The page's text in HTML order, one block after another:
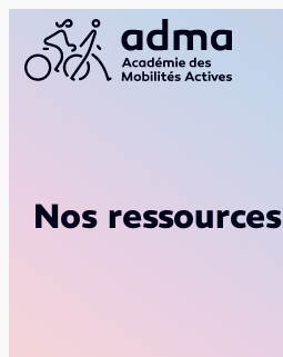
Nos ressources